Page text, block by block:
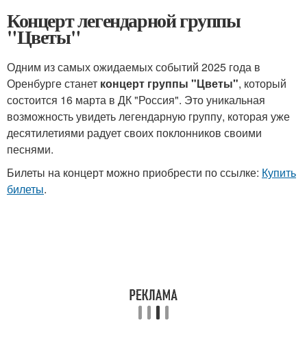
Концерт легендарной группы
"Цветы"
Одним из самых ожидаемых событий 2025 года в
Оренбурге станет концерт группы "Цветы", который
состоится 16 марта в ДК "Россия". Это уникальная
возможность увидеть легендарную группу, которая уже
десятилетиями радует своих поклонников своими
песнями.
Билеты на концерт можно приобрести по ссылке: Купить
билеты.